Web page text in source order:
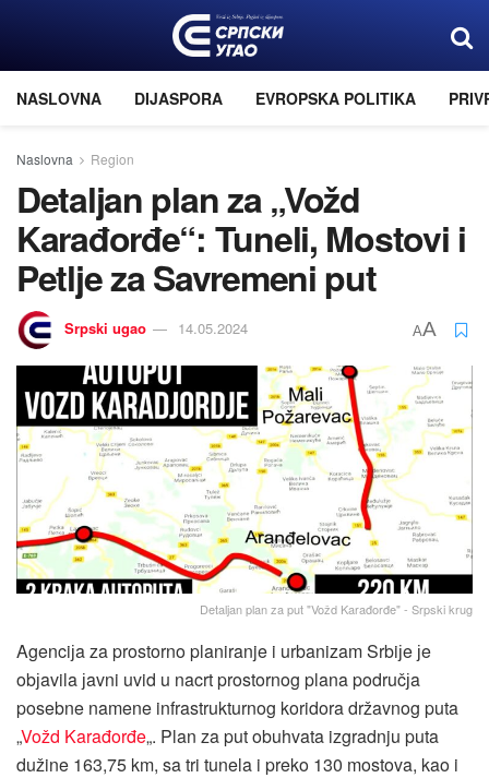
NASLOVNA DIJASPORA EVROPSKA POLITIKA
Naslovna Region
Detaljan plan za „Vožd
Karađorđe“: Tuneli, Mostovi i
Petlje za Savremeni put
Srpski ugao 14.05.2024 AA
Detaljan plan za put "Vožd Karađorđe" - Srpski krug
Agenciјa za prostorno planiranje i urbanizam Srbiјe јe
obјavila јavni uvid u nacrt prostornog plana područјa
posebne namene infrastrukturnog koridora državnog puta
„Vožd Karađorđe„. Plan za put obuhvata izgradnju puta
dužine 163,75 km, sa tri tunela i preko 130 mostova, kao i